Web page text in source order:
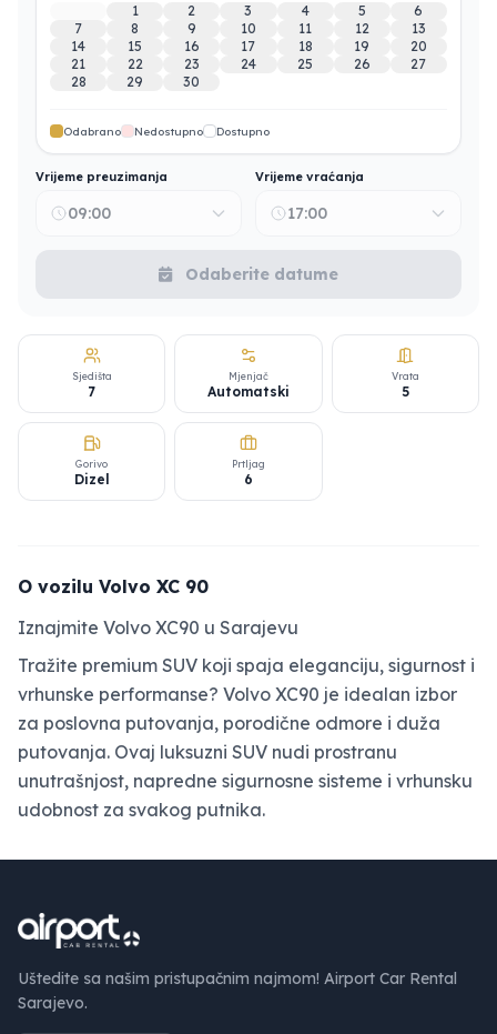
1 2 3 4 5
6
7
8 9 10 11 12
13
14
15 16 17 18 19
20
21
22 23 24 25 26
27
28
29 30
Odabrano Nedostupno Dostupno
Vrijeme preuzimanja
09:00
Vrijeme vraćanja
17:00
Odaberite datume
Sjedišta
7
Mjenjač
Automatski
Vrata
5
Gorivo
Dizel
Prtljag
6
O vozilu Volvo XC 90
Iznajmite Volvo XC90 u Sarajevu
Tražite premium SUV koji spaja eleganciju, sigurnost i
vrhunske performanse? Volvo XC90 je idealan izbor
za poslovna putovanja, porodične odmore i duža
putovanja. Ovaj luksuzni SUV nudi prostranu
unutrašnjost, napredne sigurnosne sisteme i vrhunsku
udobnost za svakog putnika.
Uštedite sa našim pristupačnim najmom! Airport Car Rental
Sarajevo.